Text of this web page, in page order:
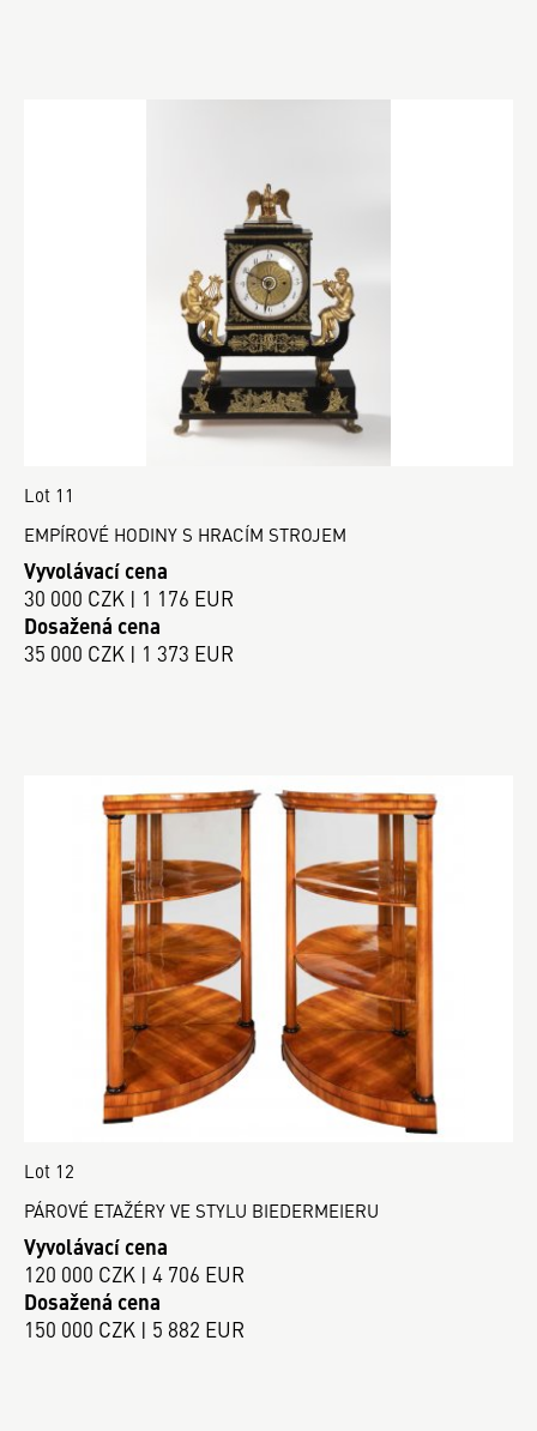
Lot 11
EMPÍROVÉ HODINY S HRACÍM STROJEM
Vyvolávací cena
30 000 CZK | 1 176 EUR
Dosažená cena
35 000 CZK | 1 373 EUR
Lot 12
PÁROVÉ ETAŽÉRY VE STYLU BIEDERMEIERU
Vyvolávací cena
120 000 CZK | 4 706 EUR
Dosažená cena
150 000 CZK | 5 882 EUR